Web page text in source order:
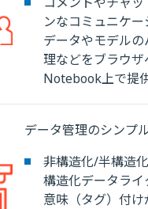
ンなコミュニケ
データやモデル
理などをブラウザ
Notebook上で提
データ管理のシンプ
非構造化/半構造
構造化データラ
意味（タグ）付け